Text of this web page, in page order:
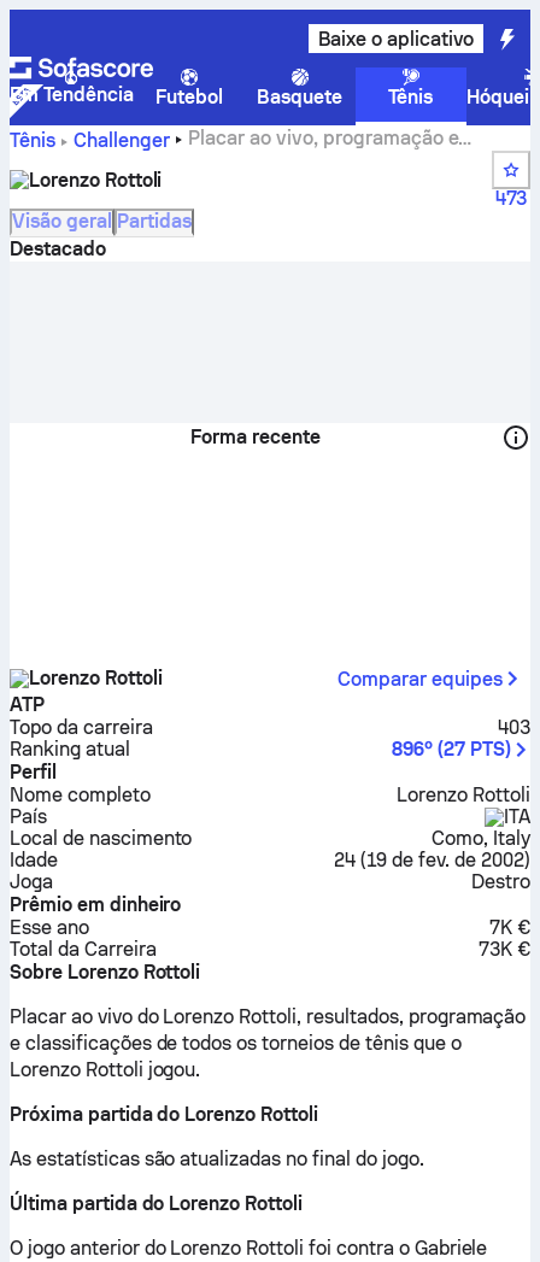
Baixe o aplicativo
Em Tendência Futebol Basquete Tênis
Hóquei
Tênis
Challenger
Placar ao vivo, programação e
Lorenzo Rottoli
473
Visão geral Partidas
Destacado
Forma recente
Lorenzo Rottoli
Comparar equipes
ATP
Topo da carreira
403
Ranking atual
896º (27 PTS)
Perfil
Nome completo
Lorenzo Rottoli
País
ITA
Local de nascimento
Como, Italy
Idade
24(19 de fev. de 2002)
Joga
Destro
Prêmio em dinheiro
Esse ano
7K €
Total da Carreira
73K €
Sobre Lorenzo Rottoli
Placar ao vivo do Lorenzo Rottoli, resultados, programação
e classificações de todos os torneios de tênis que o
Lorenzo Rottoli jogou.
Próxima partida do Lorenzo Rottoli
As estatísticas são atualizadas no final do jogo.
Última partida do Lorenzo Rottoli
O jogo anterior do Lorenzo Rottoli foi contra o Gabriele